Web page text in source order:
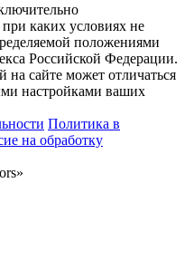
каких условиях не
положениями
Российской Федерации.
сайте может отличаться
настройками ваших
Политика в
на обработку